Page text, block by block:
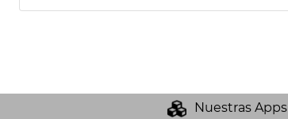
Nuestras Apps